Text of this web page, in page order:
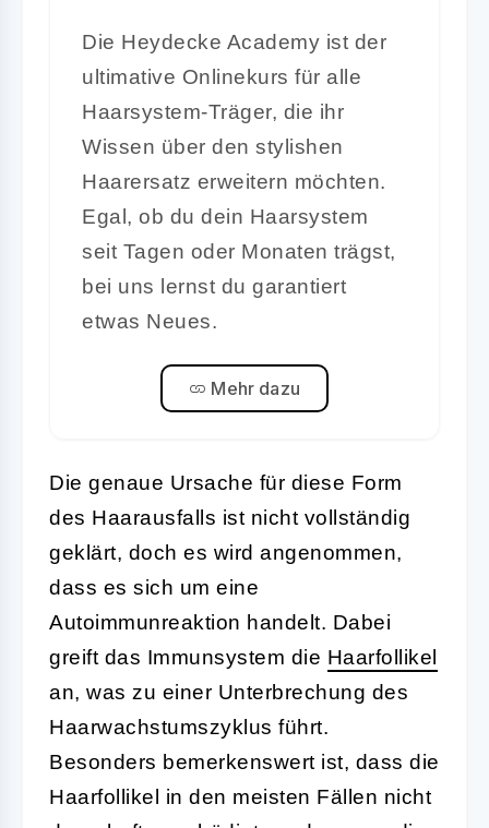
Die Heydecke Academy ist der
ultimative Onlinekurs für alle
Haarsystem-Träger, die ihr
Wissen über den stylishen
Haarersatz erweitern möchten.
Egal, ob du dein Haarsystem
seit Tagen oder Monaten trägst,
bei uns lernst du garantiert
etwas Neues.
Mehr dazu
Die genaue Ursache für diese Form
des Haarausfalls ist nicht vollständig
geklärt, doch es wird angenommen,
dass es sich um eine
Autoimmunreaktion handelt. Dabei
greift das Immunsystem die Haarfollikel
an, was zu einer Unterbrechung des
Haarwachstumszyklus führt.
Besonders bemerkenswert ist, dass die
Haarfollikel in den meisten Fällen nicht